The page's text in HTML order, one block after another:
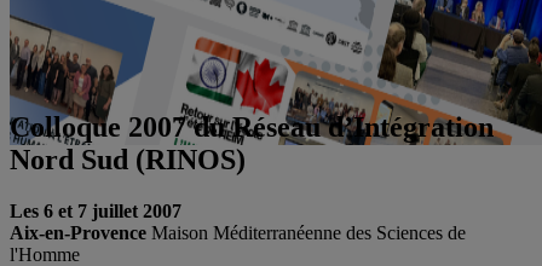
Colloque 2007 du Réseau d’Intégration
Nord Sud (RINOS)
Les 6 et 7 juillet 2007
Aix-en-Provence Maison Méditerranéenne des Sciences de
l'Homme